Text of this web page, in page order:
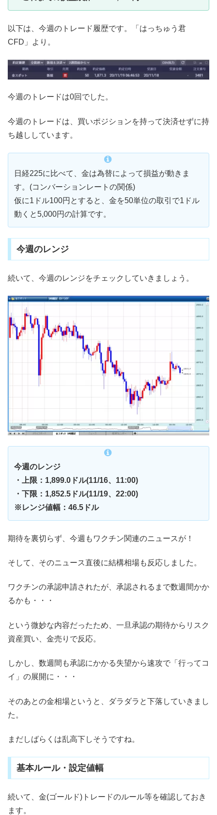
以下は、今週のトレード履歴です。「はっちゅう君
CFD」より。
今週のトレードは0回でした。
今週のトレードは、買いポジションを持って決済せずに持
ち越ししています。
日経225に比べて、金は為替によって損益が動きま
す。(コンバーションレートの関係)
仮に1ドル100円とすると、金を50単位の取引で1ドル
動くと5,000円の計算です。
今週のレンジ
続いて、今週のレンジをチェックしていきましょう。
今週のレンジ
・上限：1,899.0ドル(11/16、11:00)
・下限：1,852.5ドル(11/19、22:00)
※レンジ値幅：46.5ドル
期待を裏切らず、今週もワクチン関連のニュースが！
そして、そのニュース直後に結構相場も反応しました。
ワクチンの承認申請されたが、承認されるまで数週間かか
るかも・・・
という微妙な内容だったため、一旦承認の期待からリスク
資産買い、金売りで反応。
しかし、数週間も承認にかかる失望から速攻で「行ってコ
イ」の展開に・・・
そのあとの金相場というと、ダラダラと下落していきまし
た。
まだしばらくは乱高下しそうですね。
基本ルール・設定値幅
続いて、金(ゴールド)トレードのルール等を確認しておき
ます。